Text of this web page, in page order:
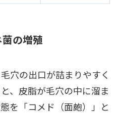
の増殖
穴の出口が詰まりやすく
、皮脂が毛穴の中に溜ま
を「コメド（面皰）」と